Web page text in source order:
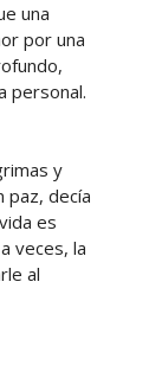
una
por una
personal.
y
paz, decía
es
veces, la
al